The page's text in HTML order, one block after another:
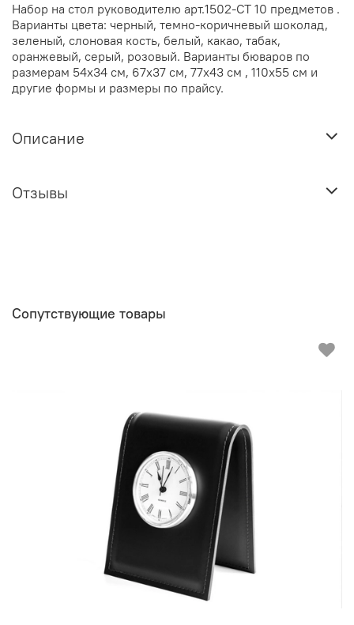
Набор на стол руководителю арт.1502-СТ 10 предметов .
Варианты цвета: черный, темно-коричневый шоколад,
зеленый, слоновая кость, белый, какао, табак,
оранжевый, серый, розовый. Варианты бюваров по
размерам 54х34 см, 67х37 см, 77х43 см , 110х55 см и
другие формы и размеры по прайсу.
Описание
Отзывы
Сопутствующие товары